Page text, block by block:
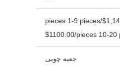
$1,143.00/pieces 1-9 pieces
$1100.00/pieces 10-20
جعبه چوبی